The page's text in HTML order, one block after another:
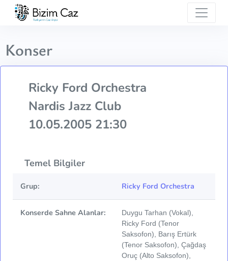
Konser
Ricky Ford Orchestra
Nardis Jazz Club
10.05.2005 21:30
Temel Bilgiler
Grup: Ricky Ford Orchestra
Konserde Sahne Alanlar:
Duygu Tarhan (Vokal),
Ricky Ford (Tenor
Saksofon), Barış Ertürk
(Tenor Saksofon), Çağdaş
Oruç (Alto Saksofon),